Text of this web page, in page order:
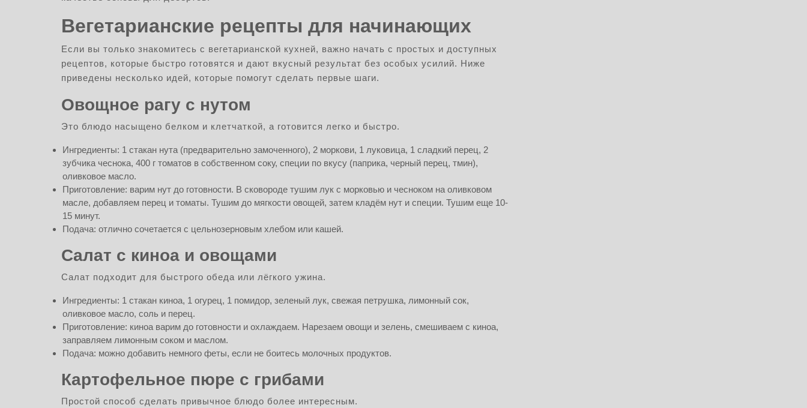
Вегетарианские рецепты для начинающих
Если вы только знакомитесь с вегетарианской кухней, важно начать с простых и доступных
рецептов, которые быстро готовятся и дают вкусный результат без особых усилий. Ниже
приведены несколько идей, которые помогут сделать первые шаги.
Овощное рагу с нутом
Это блюдо насыщено белком и клетчаткой, а готовится легко и быстро.
Ингредиенты: 1 стакан нута (предварительно замоченного), 2 моркови, 1 луковица, 1 сладкий перец, 2
зубчика чеснока, 400 г томатов в собственном соку, специи по вкусу (паприка, черный перец, тмин),
оливковое масло.
Приготовление: варим нут до готовности. В сковороде тушим лук с морковью и чесноком на оливковом
масле, добавляем перец и томаты. Тушим до мягкости овощей, затем кладём нут и специи. Тушим еще 10-
15 минут.
Подача: отлично сочетается с цельнозерновым хлебом или кашей.
Салат с киноа и овощами
Салат подходит для быстрого обеда или лёгкого ужина.
Ингредиенты: 1 стакан киноа, 1 огурец, 1 помидор, зеленый лук, свежая петрушка, лимонный сок,
оливковое масло, соль и перец.
Приготовление: киноа варим до готовности и охлаждаем. Нарезаем овощи и зелень, смешиваем с киноа,
заправляем лимонным соком и маслом.
Подача: можно добавить немного феты, если не боитесь молочных продуктов.
Картофельное пюре с грибами
Простой способ сделать привычное блюдо более интересным.